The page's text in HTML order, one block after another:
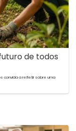
de todos
convida a refletir sobre uma